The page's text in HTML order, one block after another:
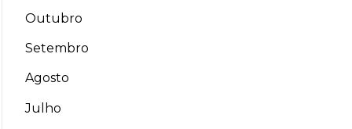
Outubro
Setembro
Agosto
Julho